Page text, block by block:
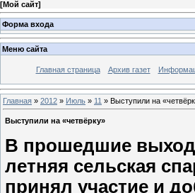
[Мой сайт]
Форма входа
Меню сайта
Главная страница Архив газет
Главная » 2012 » Июль » 11 » Выступили на
Выступили на «четвёрку»
В прошедшие
летняя сельская
принял участие и